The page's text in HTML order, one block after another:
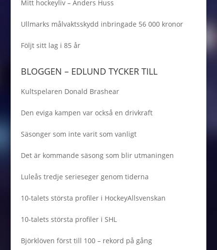
Mitt hockeyliv – Anders Huss
Ullmarks målvaktsskydd inbringade 56 000 kronor
Följt sitt lag i 85 år
BLOGGEN – EDLUND TYCKER TILL
Kultspelaren Donald Brashear
Den eviga kampen var också en drivkraft
Säsonger som inte varit som vanligt
Det är kommande säsong som blir utmaningen
Luleås tredje serieseger genom tiderna
10-talets största profiler i HockeyAllsvenskan
10-talets största profiler i SHL
Björklöven först till 100 – rekord på gång